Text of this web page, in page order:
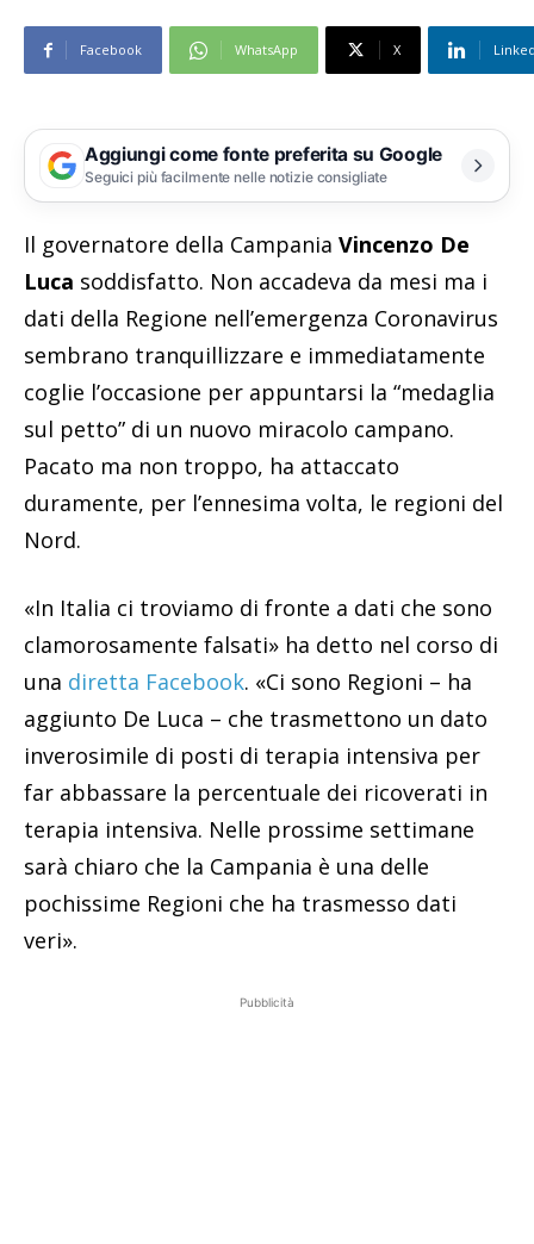
Facebook WhatsApp X
Aggiungi come fonte preferita su Google
Seguici più facilmente nelle notizie consigliate
Il governatore della Campania Vincenzo De
Luca soddisfatto. Non accadeva da mesi ma i
dati della Regione nell’emergenza Coronavirus
sembrano tranquillizzare e immediatamente
coglie l’occasione per appuntarsi la “medaglia
sul petto” di un nuovo miracolo campano.
Pacato ma non troppo, ha attaccato
duramente, per l’ennesima volta, le regioni del
Nord.
«In Italia ci troviamo di fronte a dati che sono
clamorosamente falsati» ha detto nel corso di
una diretta Facebook. «Ci sono Regioni – ha
aggiunto De Luca – che trasmettono un dato
inverosimile di posti di terapia intensiva per
far abbassare la percentuale dei ricoverati in
terapia intensiva. Nelle prossime settimane
sarà chiaro che la Campania è una delle
pochissime Regioni che ha trasmesso dati
veri».
Pubblicità